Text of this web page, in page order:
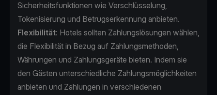
Sicherheitsfunktionen wie Verschlüsselung,
Tokenisierung und Betrugserkennung anbieten.
Flexibilität: Hotels sollten Zahlungslösungen wählen,
die Flexibilität in Bezug auf Zahlungsmethoden,
Währungen und Zahlungsgeräte bieten. Indem sie
den Gästen unterschiedliche Zahlungsmöglichkeiten
anbieten und Zahlungen in verschiedenen